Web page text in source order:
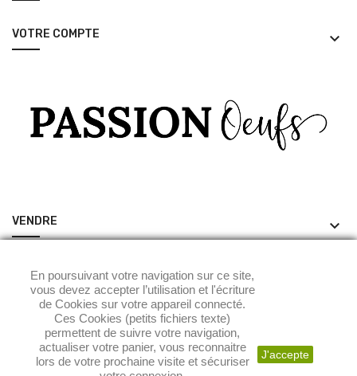
VOTRE COMPTE keyboard_arrow_down
En poursuivant votre navigation sur ce site,
vous devez accepter l’utilisation et l'écriture
de Cookies sur votre appareil connecté.
Ces Cookies (petits fichiers texte)
permettent de suivre votre navigation,
actualiser votre panier, vous reconnaitre
lors de votre prochaine visite et sécuriser
J'accepte
VENDRE keyboard_arrow_down
ACHETER